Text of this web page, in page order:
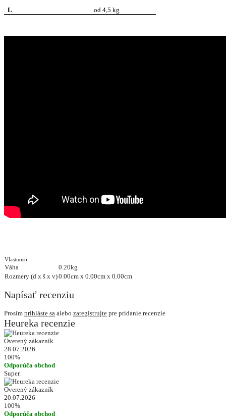
L
od 4,5 kg
Vlastnosti
Váha
0.20kg
Rozmery (d x š x v)0.00cm x 0.00cm x 0.00cm
Napísať recenziu
Prosím prihláste sa alebo zaregistrujte pre pridanie recenzie
Heureka recenzie
Overený zákazník
28.07.2026
100%
Odporúča obchod
Super.
Overený zákazník
20.07.2026
100%
Odporúča obchod